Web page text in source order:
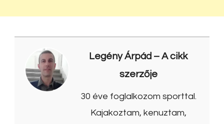
Legény Árpád – A cikk
szerzője
30 éve foglalkozom sporttal.
Kajakoztam, kenuztam,